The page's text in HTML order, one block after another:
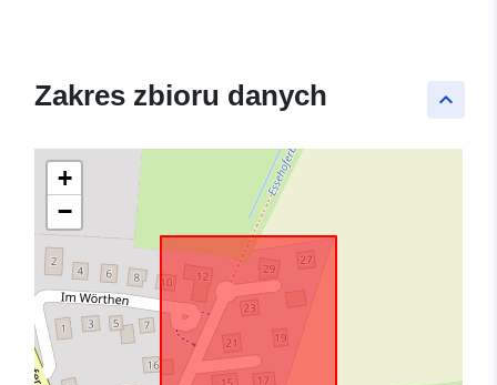
keyboard_arrow_up
Zakres zbioru danych
+
−